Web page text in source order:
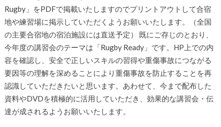
Rugby」をPDFで掲載いたしますのでプリントアウトして合宿
地や練習場に掲示していただくようお願いいたします。（全国
の主要合宿地の宿泊施設には直送予定） 既にご存じのとおり、
今年度の講習会のテーマは「Rugby Ready」です。HP上での内
容を確認し、安全で正しいスキルの習得や重傷事故につながる
要因等の理解を深めることにより重傷事故を防止することを再
認識していただきたいと思います。あわせて、今まで配布した
資料やDVDを積極的に活用していただき、効果的な講習会・伝
達が成されるようお願いいたします。